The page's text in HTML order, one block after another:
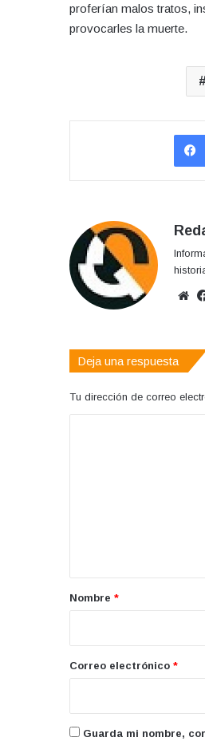
proferían malos tratos,
provocarles la muerte.
Deja una respuesta
Tu dirección de correo
r
*
Nombre *
Correo electrónico *
Guarda mi nombre,